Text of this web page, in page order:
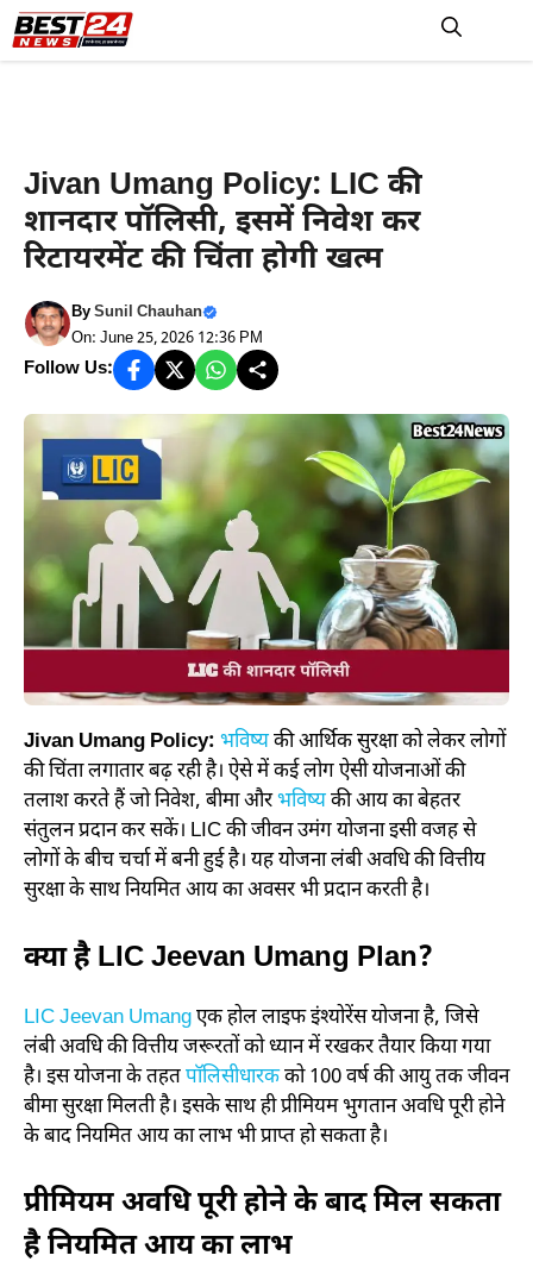
Skip
to
Jivan Umang Policy: LIC की
शानदार पॉलिसी, इसमें निवेश कर
रिटायरमेंट की चिंता होगी खत्म
BySunil Chauhan
On: June 25, 2026 12:36 PM
Follow Us:
Jivan Umang Policy: भविष्यकी आर्थिक सुरक्षा को लेकर लोगों
की चिंता लगातार बढ़ रही है। ऐसे में कई लोग ऐसी योजनाओं की
तलाश करते हैं जो निवेश, बीमा औरभविष्यकी आय का बेहतर
संतुलन प्रदान कर सकें। LIC की जीवन उमंग योजना इसी वजह से
लोगों के बीच चर्चा में बनी हुई है। यह योजना लंबी अवधि की वित्तीय
सुरक्षा के साथ नियमित आय का अवसर भी प्रदान करती है।
क्या है LIC Jeevan Umang Plan?
LIC Jeevan Umangएक होल लाइफ इंश्योरेंस योजना है, जिसे
लंबी अवधि की वित्तीय जरूरतों को ध्यान में रखकर तैयार किया गया
है। इस योजना के तहतपॉलिसीधारकको 100 वर्ष की आयु तक जीवन
बीमा सुरक्षा मिलती है। इसके साथ ही प्रीमियम भुगतान अवधि पूरी होने
के बाद नियमित आय का लाभ भी प्राप्त हो सकता है।
प्रीमियम अवधि पूरी होने के बाद मिल सकता
है नियमित आय का लाभ